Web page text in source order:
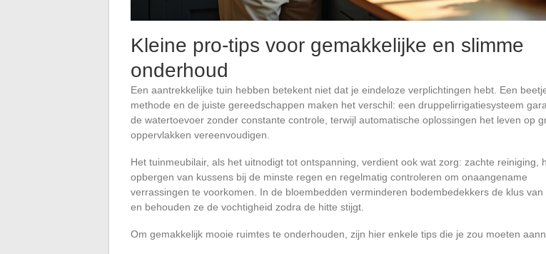
Kleine pro-tips voor gemakkelijke en slimme
onderhoud
Een aantrekkelijke tuin hebben betekent niet dat je eindeloze verplichtingen hebt. Een
methode en de juiste gereedschappen maken het verschil: een druppelirrigatiesysteem
de watertoevoer zonder constante controle, terwijl automatische oplossingen het leven op
oppervlakken vereenvoudigen.
Het tuinmeubilair, als het uitnodigt tot ontspanning, verdient ook wat zorg: zachte reiniging,
opbergen van kussens bij de minste regen en regelmatig controleren om onaangename
verrassingen te voorkomen. In de bloembedden verminderen bodembedekkers de klus van
en behouden ze de vochtigheid zodra de hitte stijgt.
Om gemakkelijk mooie ruimtes te onderhouden, zijn hier enkele tips die je zou moeten